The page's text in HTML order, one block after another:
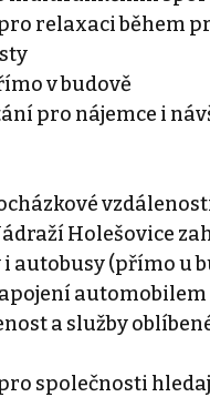
relaxaci během
v budově
pro nájemce i
Holešovice
autobusy (přímo u
a služby
společnosti